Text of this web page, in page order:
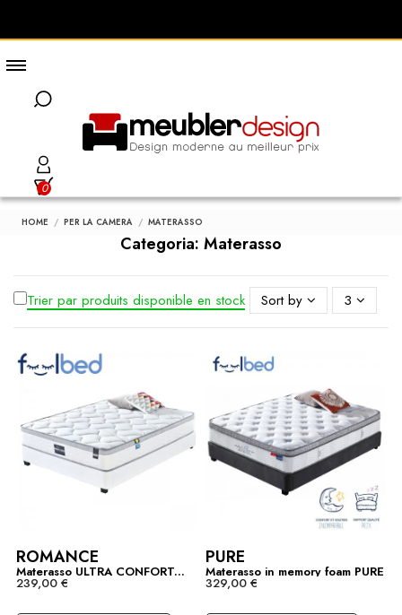
0
HOME PER LA CAMERA MATERASSO
Categoria: Materasso
Trier par produits disponible en stock Sort by 3
ROMANCE
Materasso ULTRA CONFORT...
239,00 €
PURE
Materasso in memory foam PURE
329,00 €